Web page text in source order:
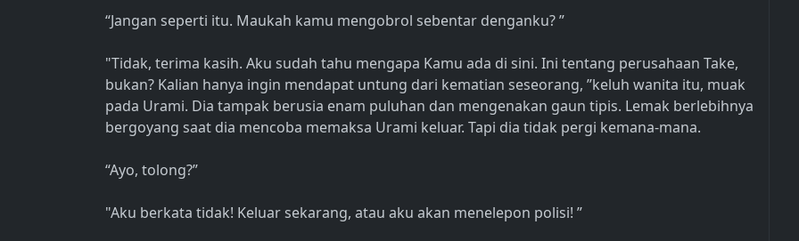
“Jangan seperti itu. Maukah kamu mengobrol sebentar denganku? ”
"Tidak, terima kasih. Aku sudah tahu mengapa Kamu ada di sini. Ini tentang perusahaan Take,
bukan? Kalian hanya ingin mendapat untung dari kematian seseorang, ”keluh wanita itu, muak
pada Urami. Dia tampak berusia enam puluhan dan mengenakan gaun tipis. Lemak berlebihnya
bergoyang saat dia mencoba memaksa Urami keluar. Tapi dia tidak pergi kemana-mana.
“Ayo, tolong?”
"Aku berkata tidak! Keluar sekarang, atau aku akan menelepon polisi! ”